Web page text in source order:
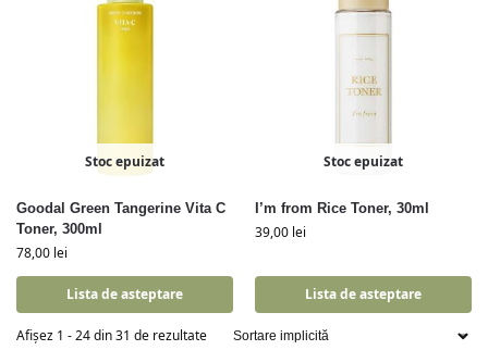
Stoc epuizat
Goodal Green Tangerine Vita C
Toner, 300ml
78,00 lei
Lista de asteptare
Stoc epuizat
I’m from Rice Toner, 30ml
39,00 lei
Lista de asteptare
Afișez 1 - 24 din 31 de rezultate